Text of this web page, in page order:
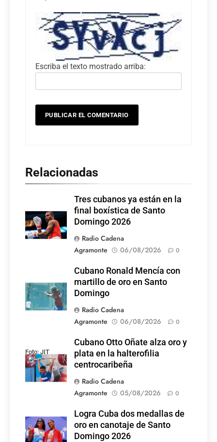
Escriba el texto mostrado arriba:
Relacionadas
Tres cubanos ya están en la
final boxística de Santo
Domingo 2026
Radio Cadena
Agramonte
06/08/2026 0
Cubano Ronald Mencía con
martillo de oro en Santo
Domingo
Radio Cadena
Agramonte
06/08/2026 0
Foto: JIT
Cubano Otto Oñate alza oro y
plata en la halterofilia
centrocaribeña
Radio Cadena
Agramonte
05/08/2026 0
Foto: Internet
Logra Cuba dos medallas de
oro en canotaje de Santo
Domingo 2026